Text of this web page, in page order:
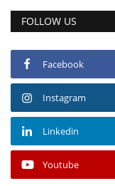
FOLLOW US
Facebook
Instagram
Linkedin
Youtube